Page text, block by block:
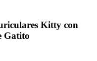
Kitty con
Gatito